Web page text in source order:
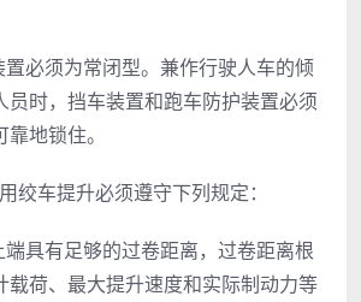
置必须为常闭型。兼作行驶人车的倾
员时，挡车装置和跑车防护装置必须
地锁住。
绞车提升必须遵守下列规定：
具有足够的过卷距离，过卷距离根
载荷、最大提升速度和实际制动力等